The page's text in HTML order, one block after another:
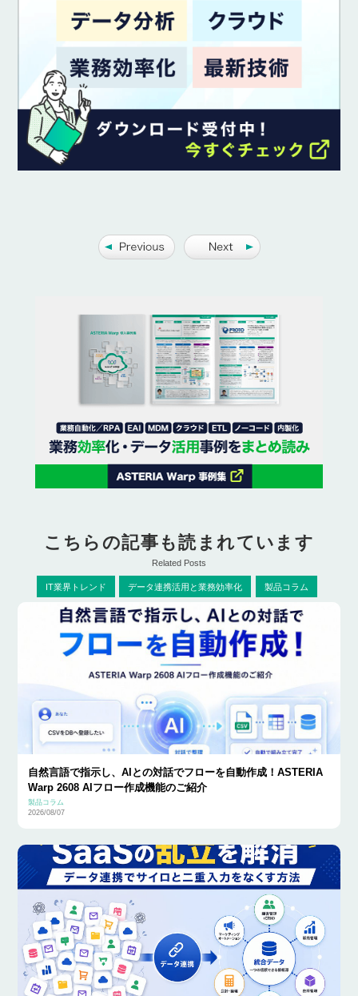
こちらの記事も読まれています
Related Posts
IT業界トレンド データ連携活用と業務効率化 製品コラム
自然言語で指示し、AIとの対話でフローを自動作成！ASTERIA
Warp 2608 AIフロー作成機能のご紹介
製品コラム
2026/08/07